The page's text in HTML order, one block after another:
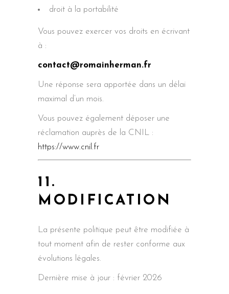
droit à la portabilité
Vous pouvez exercer vos droits en écrivant
à :
contact@romainherman.fr
Une réponse sera apportée dans un délai
maximal d’un mois.
Vous pouvez également déposer une
réclamation auprès de la CNIL :
https://www.cnil.fr
11.
MODIFICATION
La présente politique peut être modifiée à
tout moment afin de rester conforme aux
évolutions légales.
Dernière mise à jour : février 2026